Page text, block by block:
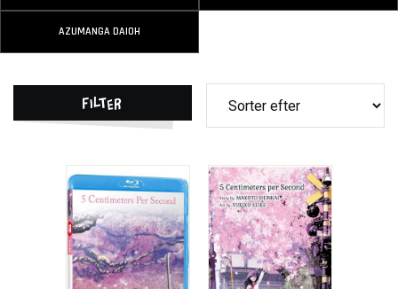
AZUMANGA DAIOH
Filter